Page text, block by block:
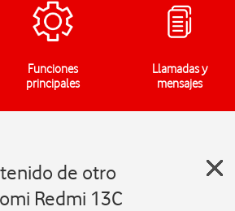
Funciones
principales
Llamadas y
mensajes
de otro
Redmi 13C